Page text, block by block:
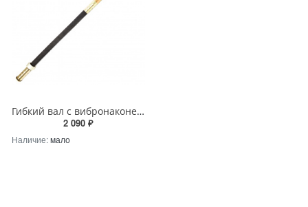
Гибкий вал с вибронаконечником RedVerg 1 м
2 090 ₽
Наличие:мало